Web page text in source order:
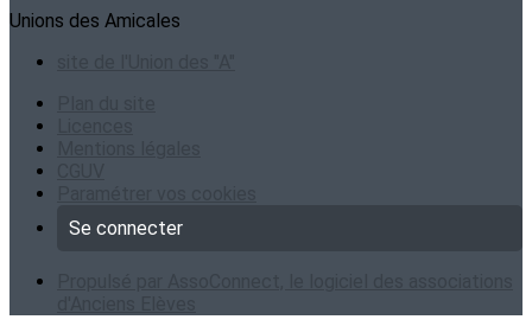
Unions des Amicales
Se connecter